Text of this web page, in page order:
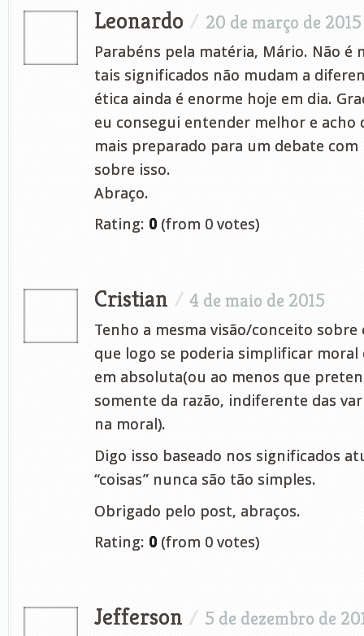
Leonardo / 20 de março de 2015
Parabéns pela matéria, Mário. Não é
tais significados não mudam a
ética ainda é enorme hoje em dia.
eu consegui entender melhor e acho
mais preparado para um debate
sobre isso.
Abraço.
Rating: 0 (from 0 votes)
Cristian /4 de maio de 2015
Tenho a mesma visão/conceito sobre
que logo se poderia simplificar moral
em absoluta(ou ao menos que
somente da razão, indiferente das
na moral).
Digo isso baseado nos significados
“coisas” nunca são tão simples.
Obrigado pelo post, abraços.
Rating: 0 (from 0 votes)
Jefferson / 5 de dezembro de